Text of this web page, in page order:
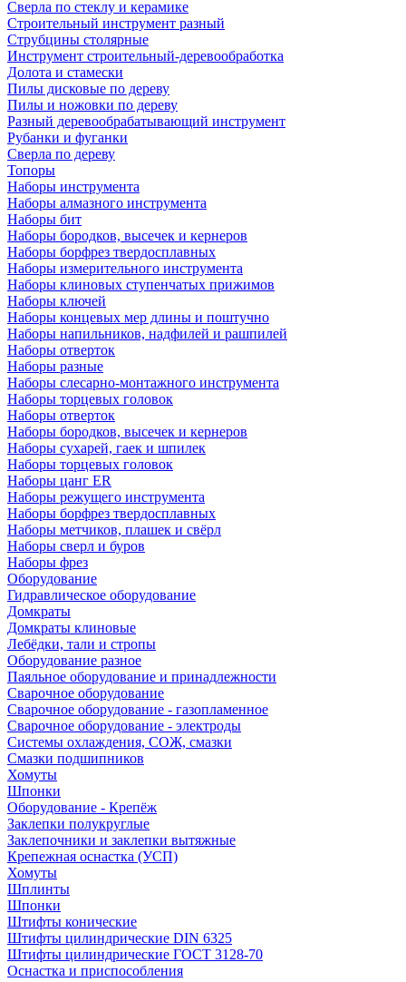
Сверла по стеклу и керамике
Строительный инструмент разный
Струбцины столярные
Инструмент строительный-деревообработка
Долота и стамески
Пилы дисковые по дереву
Пилы и ножовки по дереву
Разный деревообрабатывающий инструмент
Рубанки и фуганки
Сверла по дереву
Топоры
Наборы инструмента
Наборы алмазного инструмента
Наборы бит
Наборы бородков, высечек и кернеров
Наборы борфрез твердосплавных
Наборы измерительного инструмента
Наборы клиновых ступенчатых прижимов
Наборы ключей
Наборы концевых мер длины и поштучно
Наборы напильников, надфилей и рашпилей
Наборы отверток
Наборы разные
Наборы слесарно-монтажного инструмента
Наборы торцевых головок
Наборы отверток
Наборы бородков, высечек и кернеров
Наборы сухарей, гаек и шпилек
Наборы торцевых головок
Наборы цанг ER
Наборы режущего инструмента
Наборы борфрез твердосплавных
Наборы метчиков, плашек и свёрл
Наборы сверл и буров
Наборы фрез
Оборудование
Гидравлическое оборудование
Домкраты
Домкраты клиновые
Лебёдки, тали и стропы
Оборудование разное
Паяльное оборудование и принадлежности
Сварочное оборудование
Сварочное оборудование - газопламенное
Сварочное оборудование - электроды
Системы охлаждения, СОЖ, смазки
Смазки подшипников
Хомуты
Шпонки
Оборудование - Крепёж
Заклепки полукруглые
Заклепочники и заклепки вытяжные
Крепежная оснастка (УСП)
Хомуты
Шплинты
Шпонки
Штифты конические
Штифты цилиндрические DIN 6325
Штифты цилиндрические ГОСТ 3128-70
Оснастка и приспособления